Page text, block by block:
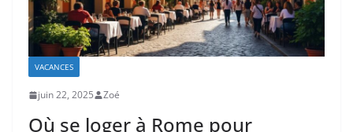
VACANCES
juin 22, 2025 Zoé
Où se loger à Rome pour